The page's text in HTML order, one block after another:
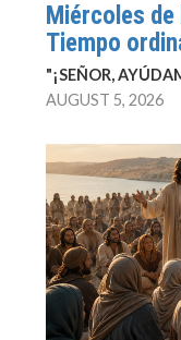
Miércoles de
Tiempo
"¡SEÑOR,
AUGUST 5, 2026